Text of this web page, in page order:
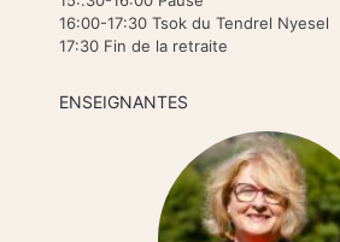
16:00-17:30 Tsok du Tendrel Nyesel
17:30 Fin de la retraite
ENSEIGNANTES